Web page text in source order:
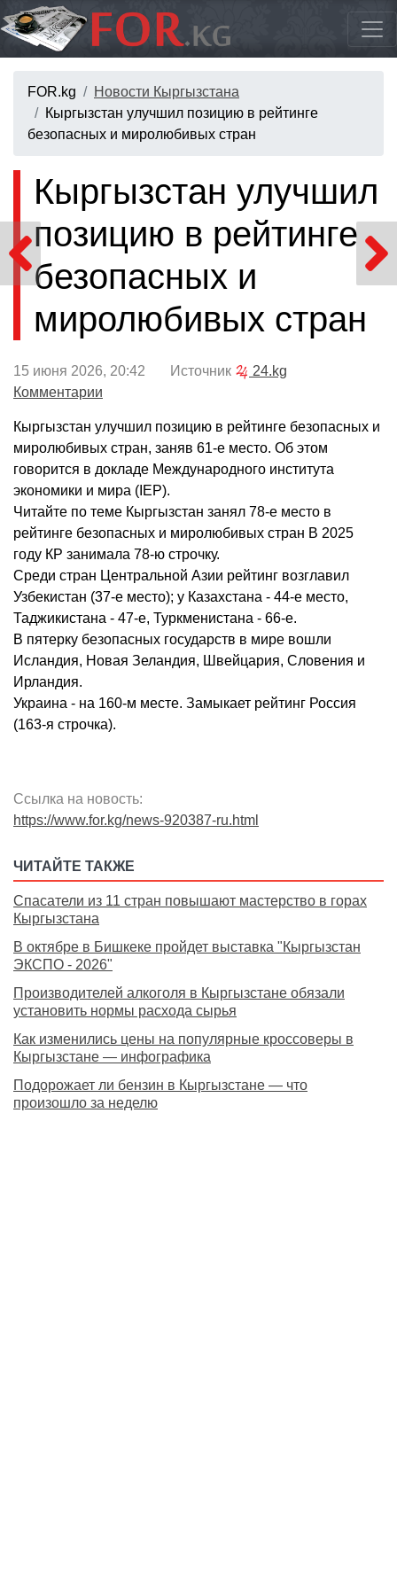
FOR.kg
Новости Кыргызстана
Кыргызстан улучшил позицию в рейтинге
безопасных и миролюбивых стран
Кыргызстан улучшил
позицию в рейтинге
безопасных и
миролюбивых стран
15 июня 2026, 20:42 Источник
24.kg
Комментарии
Кыргызстан улучшил позицию в рейтинге безопасных и
миролюбивых стран, заняв 61-е место. Об этом
говорится в докладе Международного института
экономики и мира (IEP).
Читайте по теме Кыргызстан занял 78-е место в
рейтинге безопасных и миролюбивых стран В 2025
году КР занимала 78-ю строчку.
Среди стран Центральной Азии рейтинг возглавил
Узбекистан (37-е место); у Казахстана - 44-е место,
Таджикистана - 47-е, Туркменистана - 66-е.
В пятерку безопасных государств в мире вошли
Исландия, Новая Зеландия, Швейцария, Словения и
Ирландия.
Украина - на 160-м месте. Замыкает рейтинг Россия
(163-я строчка).
Ссылка на новость:
https://www.for.kg/news-920387-ru.html
ЧИТАЙТЕ ТАКЖЕ
Спасатели из 11 стран повышают мастерство в горах
Кыргызстана
В октябре в Бишкеке пройдет выставка "Кыргызстан
ЭКСПО - 2026"
Производителей алкоголя в Кыргызстане обязали
установить нормы расхода сырья
Как изменились цены на популярные кроссоверы в
Кыргызстане — инфографика
Подорожает ли бензин в Кыргызстане — что
произошло за неделю